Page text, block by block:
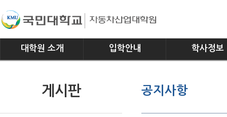
대학원 소개 입학안내 학사정보
교과과정
게시판 공지사항